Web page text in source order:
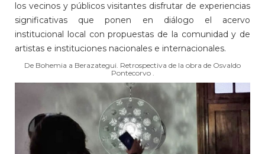
los vecinos y públicos visitantes disfrutar de experiencias
significativas que ponen en diálogo el acervo
institucional local con propuestas de la comunidad y de
artistas e instituciones nacionales e internacionales.
De Bohemia a Berazategui. Retrospectiva de la obra de Osvaldo
Pontecorvo .